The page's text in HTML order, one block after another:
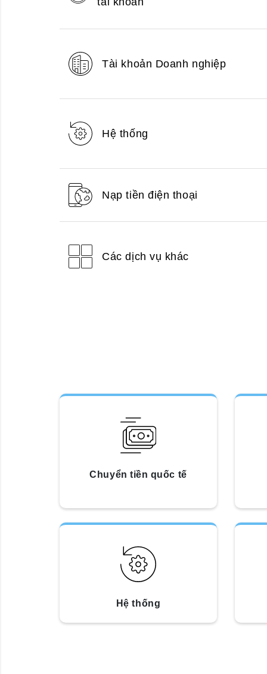
Tài khoản Doanh nghiệp
Hệ thống
Nạp tiền điện thoại
Các dịch vụ khác
Chuyển tiền quốc tế
Hệ thống